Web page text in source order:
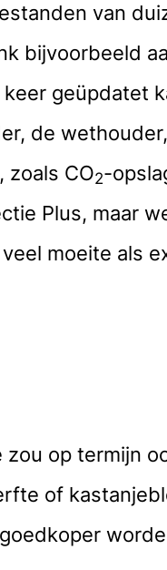
van
bijvoorbeeld
geüpdatet
de
zoals CO2-
Plus, maar
moeite als
op termijn
of